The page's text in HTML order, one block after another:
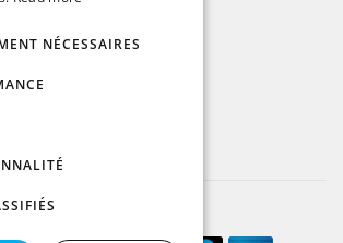
notrefil d’actualité
les dernières offres
NÉCESSAIRES